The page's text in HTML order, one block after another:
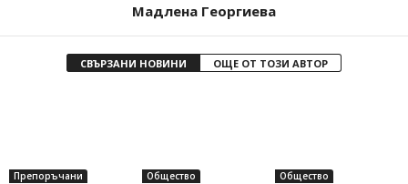
Мадлена Георгиева
СВЪРЗАНИ НОВИНИ ОЩЕ ОТ ТОЗИ АВТОР
Препоръчани Общество Общество